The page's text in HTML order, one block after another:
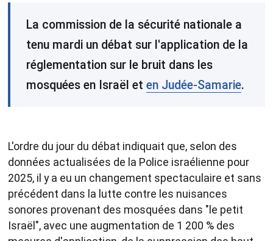
La commission de la sécurité nationale a
tenu mardi un débat sur l'application de la
réglementation sur le bruit dans les
mosquées en Israël et en Judée-Samarie.
L'ordre du jour du débat indiquait que, selon des
données actualisées de la Police israélienne pour
2025, il y a eu un changement spectaculaire et sans
précédent dans la lutte contre les nuisances
sonores provenant des mosquées dans "le petit
Israël", avec une augmentation de 1 200 % des